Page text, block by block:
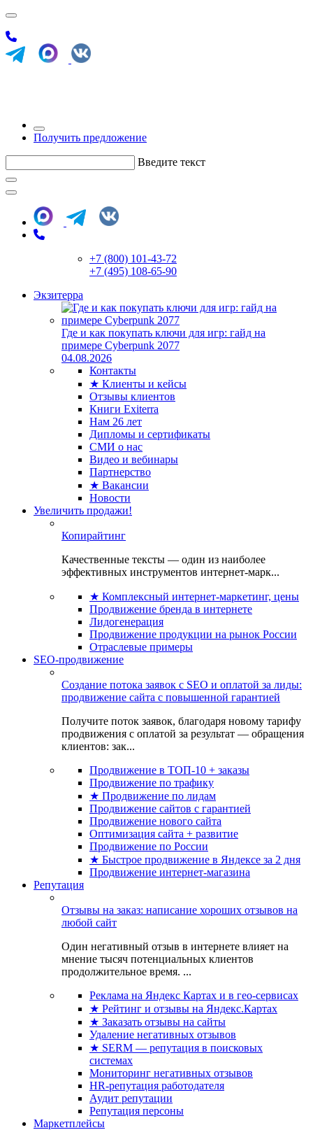
Получить предложение
Введите текст
+7 (800) 101-43-72
+7 (495) 108-65-90
Экзитерра
Где и как покупать ключи для игр: гайд на
примере Cyberpunk 2077
04.08.2026
Контакты
★ Клиенты и кейсы
Отзывы клиентов
Книги Exiterra
Нам 26 лет
Дипломы и сертификаты
СМИ о нас
Видео и вебинары
Партнерство
★ Вакансии
Новости
Увеличить продажи!
Копирайтинг
Качественные тексты — один из наиболее
эффективных инструментов интернет-марк...
★ Комплексный интернет-маркетинг, цены
Продвижение бренда в интернете
Лидогенерация
Продвижение продукции на рынок России
Отраслевые примеры
SEO-продвижение
Создание потока заявок с SEO и оплатой за лиды:
продвижение сайта с повышенной гарантией
Получите поток заявок, благодаря новому тарифу
продвижения с оплатой за результат — обращения
клиентов: зак...
Продвижение в ТОП-10 + заказы
Продвижение по трафику
★ Продвижение по лидам
Продвижение сайтов с гарантией
Продвижение нового сайта
Оптимизация сайта + развитие
Продвижение по России
★ Быстрое продвижение в Яндексе за 2 дня
Продвижение интернет-магазина
Репутация
Отзывы на заказ: написание хороших отзывов на
любой сайт
Один негативный отзыв в интернете влияет на
мнение тысяч потенциальных клиентов
продолжительное время. ...
Реклама на Яндекс Картах и в гео-сервисах
★ Рейтинг и отзывы на Яндекс.Картах
★ Заказать отзывы на сайты
Удаление негативных отзывов
★ SERM — репутация в поисковых
системах
Мониторинг негативных отзывов
HR-репутация работодателя
Аудит репутации
Репутация персоны
Маркетплейсы